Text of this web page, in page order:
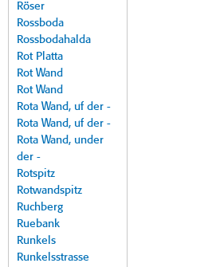
Röser
Rossboda
Rossbodahalda
Rot Platta
Rot Wand
Rot Wand
Rota Wand, uf der -
Rota Wand, uf der -
Rota Wand, under
der -
Rotspitz
Rotwandspitz
Ruchberg
Ruebank
Runkels
Runkelsstrasse